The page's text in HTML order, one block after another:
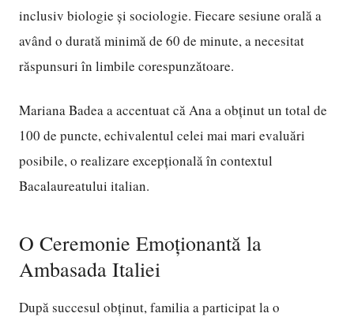
inclusiv biologie și sociologie. Fiecare sesiune orală a
având o durată minimă de 60 de minute, a necesitat
răspunsuri în limbile corespunzătoare.
Mariana Badea a accentuat că Ana a obținut un total de
100 de puncte, echivalentul celei mai mari evaluări
posibile, o realizare excepțională în contextul
Bacalaureatului italian.
O Ceremonie Emoționantă la
Ambasada Italiei
După succesul obținut, familia a participat la o